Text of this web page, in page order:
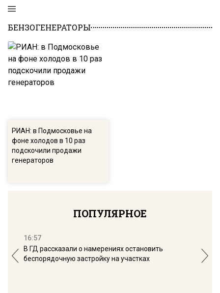
БЕНЗОГЕНЕРАТОРЫ
РИАН: в Подмосковье на
фоне холодов в 10 раз
подскочили продажи
генераторов
ПОПУЛЯРНОЕ
16:57
В ГД рассказали о намерениях остановить
беспорядочную застройку на участках